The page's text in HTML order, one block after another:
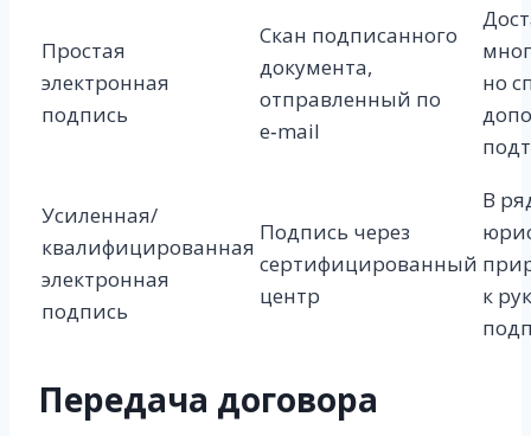
Простая
электронная
подпись
Скан подписанного
документа,
отправленный по
e‑mail
но
Усиленная/
квалифицированная
электронная
подпись
Подпись через
сертифицированный
центр
В
к
Передача договора